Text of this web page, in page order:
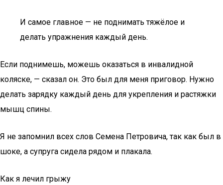
И самое главное — не поднимать тяжёлое и
делать упражнения каждый день.
Если поднимешь, можешь оказаться в инвалидной
коляске, — сказал он. Это был для меня приговор. Нужно
делать зарядку каждый день для укрепления и растяжки
мышц спины.
Я не запомнил всех слов Семена Петровича, так как был в
шоке, а супруга сидела рядом и плакала.
Как я лечил грыжу